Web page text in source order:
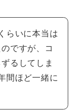
らいに本当は
ですが、コ
るしてしま
間ほど一緒に